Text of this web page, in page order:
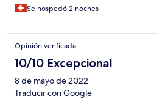
Se hospedó 2 noches
Opinión verificada
10/10 Excepcional
8 de mayo de 2022
Traducir con Google